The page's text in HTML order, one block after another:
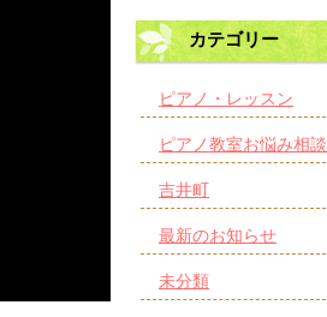
カテゴリー
ピアノ・レッスン
ピアノ教室お悩み相談
吉井町
最新のお知らせ
未分類